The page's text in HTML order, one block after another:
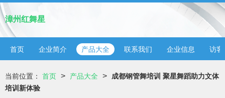
漳州红舞星
首页 企业简介 产品大全 联系我们 企业信息 访客
当前位置： 首页 > 产品大全 >
成都钢管舞培训 聚星舞蹈助力文体
培训新体验